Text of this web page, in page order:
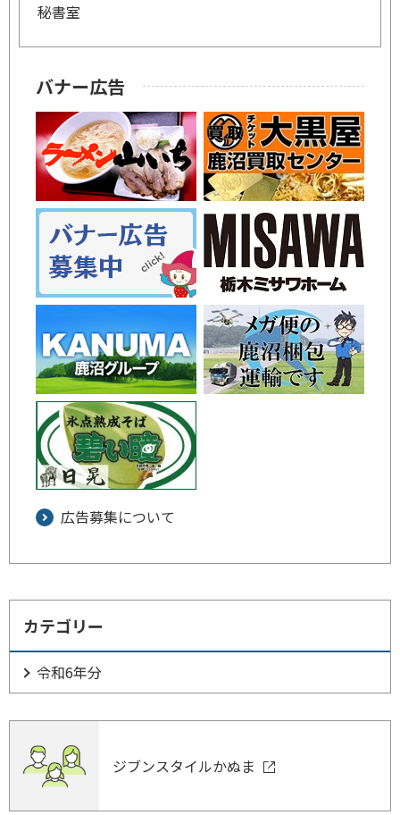
秘書室
バナー広告
広告募集について
カテゴリー
令和6年分
ジブンスタイルかぬま